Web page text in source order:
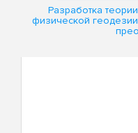
Разработка
физической